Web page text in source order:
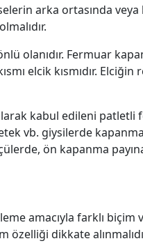
arka ortasında
olanıdır. Fermuar
elcik kısmıdır.
kabul edileni patletli
vb. giysilerde
ön kapanma
amacıyla farklı biçim
özelliği dikkate